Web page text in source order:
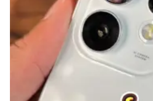
القصة، يخسر العديد من المحاربين من كل من Earthrealm
و Outworld، ولكن في النهاية يتغلب Raiden (الذي يستمد
قوته من Elder Gods بعد أن تجاهل Shao Kahn قواعدهم)